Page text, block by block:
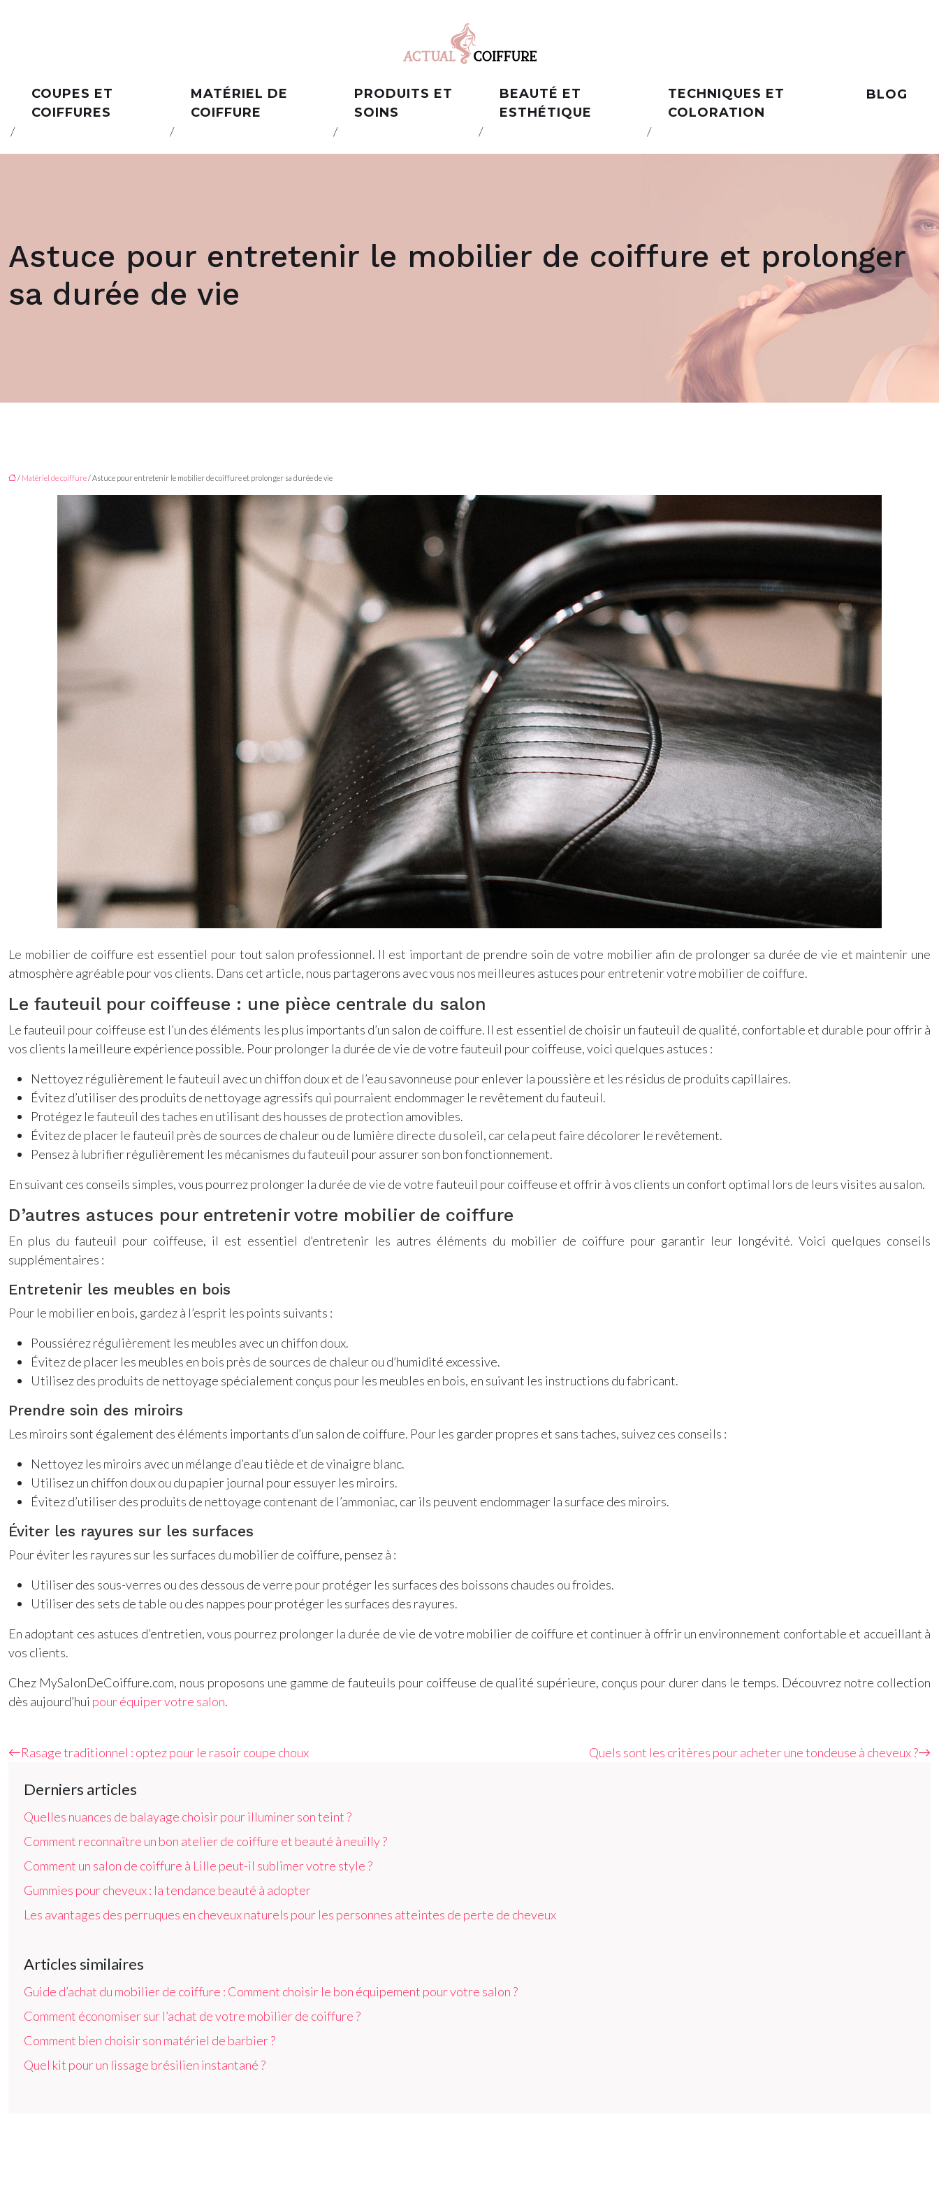
COUPES ET
COIFFURES
MATÉRIEL DE
COIFFURE
PRODUITS ET
SOINS
BEAUTÉ ET
ESTHÉTIQUE
TECHNIQUES ET
COLORATION
BLOG
Astuce pour entretenir le mobilier de coiffure et prolonger
sa durée de vie
/ Matériel de coiffure/ Astuce pour entretenir le mobilier de coiffure et prolonger sa durée de vie
Le mobilier de coiffure est essentiel pour tout salon professionnel. Il est important de prendre soin de votre mobilier afin de prolonger sa durée de vie et maintenir une
atmosphère agréable pour vos clients. Dans cet article, nous partagerons avec vous nos meilleures astuces pour entretenir votre mobilier de coiffure.
Le fauteuil pour coiffeuse : une pièce centrale du salon
Le fauteuil pour coiffeuse est l’un des éléments les plus importants d’un salon de coiffure. Il est essentiel de choisir un fauteuil de qualité, confortable et durable pour offrir à
vos clients la meilleure expérience possible. Pour prolonger la durée de vie de votre fauteuil pour coiffeuse, voici quelques astuces :
Nettoyez régulièrement le fauteuil avec un chiffon doux et de l’eau savonneuse pour enlever la poussière et les résidus de produits capillaires.
Évitez d’utiliser des produits de nettoyage agressifs qui pourraient endommager le revêtement du fauteuil.
Protégez le fauteuil des taches en utilisant des housses de protection amovibles.
Évitez de placer le fauteuil près de sources de chaleur ou de lumière directe du soleil, car cela peut faire décolorer le revêtement.
Pensez à lubrifier régulièrement les mécanismes du fauteuil pour assurer son bon fonctionnement.
En suivant ces conseils simples, vous pourrez prolonger la durée de vie de votre fauteuil pour coiffeuse et offrir à vos clients un confort optimal lors de leurs visites au salon.
D’autres astuces pour entretenir votre mobilier de coiffure
En plus du fauteuil pour coiffeuse, il est essentiel d’entretenir les autres éléments du mobilier de coiffure pour garantir leur longévité. Voici quelques conseils
supplémentaires :
Entretenir les meubles en bois
Pour le mobilier en bois, gardez à l’esprit les points suivants :
Poussiérez régulièrement les meubles avec un chiffon doux.
Évitez de placer les meubles en bois près de sources de chaleur ou d’humidité excessive.
Utilisez des produits de nettoyage spécialement conçus pour les meubles en bois, en suivant les instructions du fabricant.
Prendre soin des miroirs
Les miroirs sont également des éléments importants d’un salon de coiffure. Pour les garder propres et sans taches, suivez ces conseils :
Nettoyez les miroirs avec un mélange d’eau tiède et de vinaigre blanc.
Utilisez un chiffon doux ou du papier journal pour essuyer les miroirs.
Évitez d’utiliser des produits de nettoyage contenant de l’ammoniac, car ils peuvent endommager la surface des miroirs.
Éviter les rayures sur les surfaces
Pour éviter les rayures sur les surfaces du mobilier de coiffure, pensez à :
Utiliser des sous-verres ou des dessous de verre pour protéger les surfaces des boissons chaudes ou froides.
Utiliser des sets de table ou des nappes pour protéger les surfaces des rayures.
En adoptant ces astuces d’entretien, vous pourrez prolonger la durée de vie de votre mobilier de coiffure et continuer à offrir un environnement confortable et accueillant à
vos clients.
Chez MySalonDeCoiffure.com, nous proposons une gamme de fauteuils pour coiffeuse de qualité supérieure, conçus pour durer dans le temps. Découvrez notre collection
dès aujourd’hui pour équiper votre salon.
Rasage traditionnel : optez pour le rasoir coupe choux Quels sont les critères pour acheter une tondeuse à cheveux ?
Derniers articles
Quelles nuances de balayage choisir pour illuminer son teint ?
Comment reconnaître un bon atelier de coiffure et beauté à neuilly ?
Comment un salon de coiffure à Lille peut-il sublimer votre style ?
Gummies pour cheveux : la tendance beauté à adopter
Les avantages des perruques en cheveux naturels pour les personnes atteintes de perte de cheveux
Articles similaires
Guide d’achat du mobilier de coiffure : Comment choisir le bon équipement pour votre salon ?
Comment économiser sur l’achat de votre mobilier de coiffure ?
Comment bien choisir son matériel de barbier ?
Quel kit pour un lissage brésilien instantané ?